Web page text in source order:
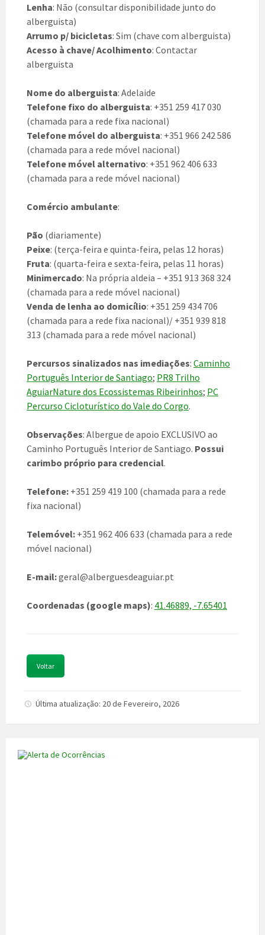
Lenha: Não (consultar disponibilidade junto do
alberguista)
Arrumo p/ bicicletas: Sim (chave com alberguista)
Acesso à chave/ Acolhimento: Contactar
alberguista
Nome do alberguista: Adelaide
Telefone fixo do alberguista: +351 259 417 030
(chamada para a rede fixa nacional)
Telefone móvel do alberguista: +351 966 242 586
(chamada para a rede móvel nacional)
Telefone móvel alternativo: +351 962 406 633
(chamada para a rede móvel nacional)
Comércio ambulante:
Pão (diariamente)
Peixe: (terça-feira e quinta-feira, pelas 12 horas)
Fruta: (quarta-feira e sexta-feira, pelas 11 horas)
Minimercado: Na própria aldeia – +351 913 368 324
(chamada para a rede móvel nacional)
Venda de lenha ao domicílio: +351 259 434 706
(chamada para a rede fixa nacional)/ +351 939 818
313 (chamada para a rede móvel nacional)
Percursos sinalizados nas imediações: Caminho
Português Interior de Santiago; PR8 Trilho
AguiarNature dos Ecossistemas Ribeirinhos; PC
Percurso Cicloturístico do Vale do Corgo.
Observações: Albergue de apoio EXCLUSIVO ao
Caminho Português Interior de Santiago. Possui
carimbo próprio para credencial.
Telefone: +351 259 419 100 (chamada para a rede
fixa nacional)
Telemóvel: +351 962 406 633 (chamada para a rede
móvel nacional)
E-mail:geral@alberguesdeaguiar.pt
Coordenadas (google maps): 41.46889, -7.65401
Voltar
Última atualização: 20 de Fevereiro, 2026